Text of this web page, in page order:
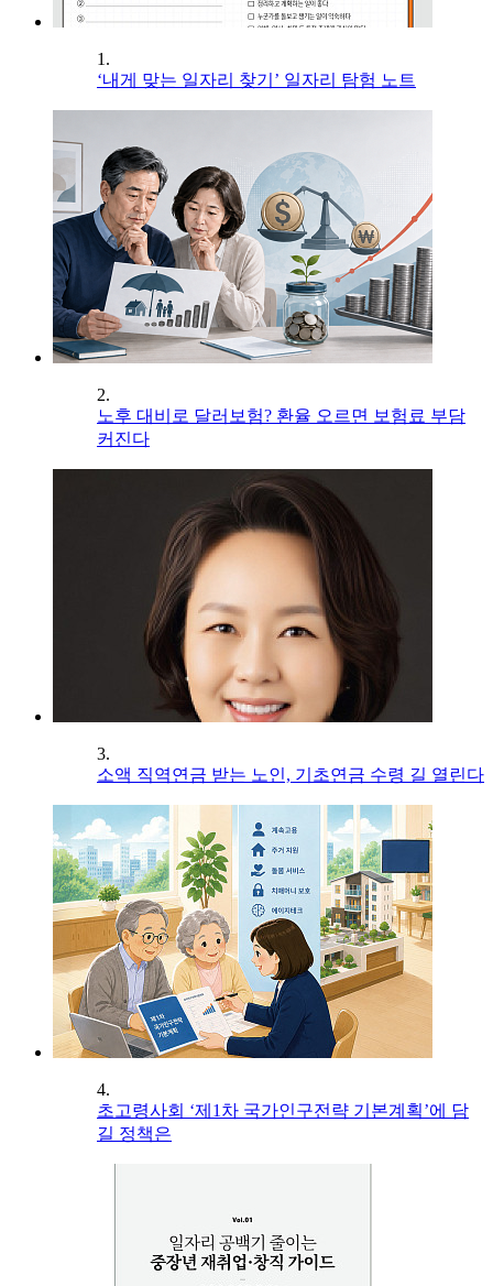
1.
‘내게 맞는 일자리 찾기’ 일자리 탐험 노트
2.
노후 대비로 달러보험? 환율 오르면 보험료 부담
커진다
3.
소액 직역연금 받는 노인, 기초연금 수령 길 열린다
4.
초고령사회 ‘제1차 국가인구전략 기본계획’에 담
길 정책은